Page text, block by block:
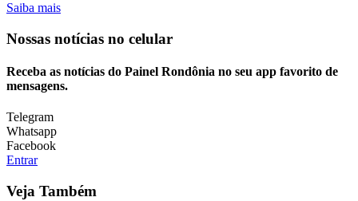
Saiba mais
Nossas notícias no celular
Receba as notícias do Painel Rondônia no seu app favorito de
mensagens.
Telegram
Whatsapp
Facebook
Entrar
Veja Também